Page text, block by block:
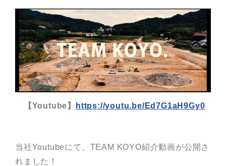
【Youtube】 https://youtu.be/Ed7G1aH9Gy0
当社Youtubeにて、TEAM KOYO紹介動画が公開さ
れました！